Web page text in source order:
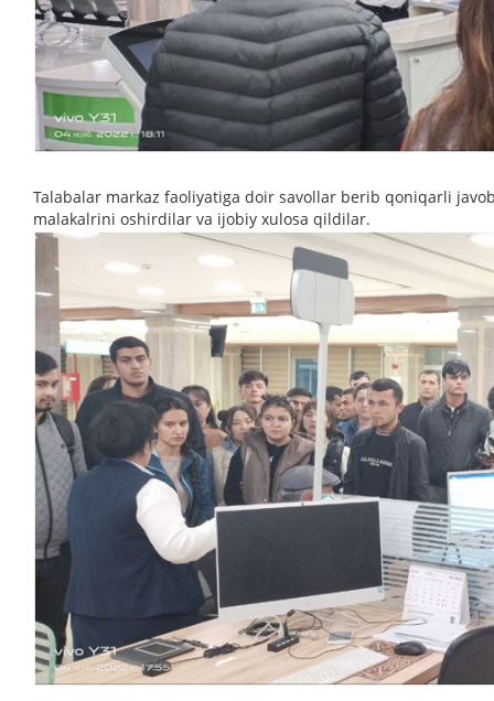
Talabalar markaz faoliyatiga doir savollar berib qoniqarli
malakalrini oshirdilar va ijobiy xulosa qildilar.